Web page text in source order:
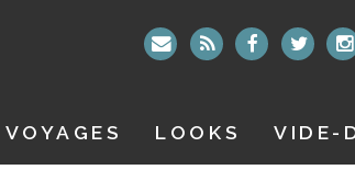
VOYAGES LOOKS VIDE-